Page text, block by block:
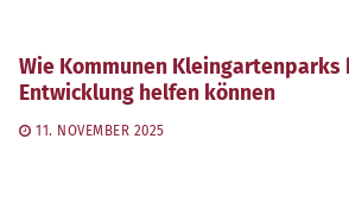
Wie Kommunen Kleingartenparks
Entwicklung helfen können
11. NOVEMBER 2025